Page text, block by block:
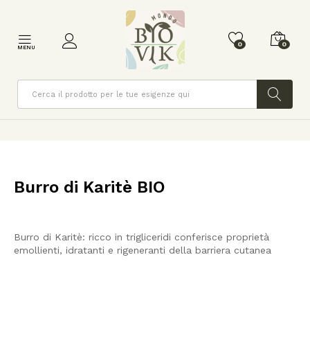
MENU 0 0
Cerca
Burro di Karitè BIO
Burro di Karitè: ricco in trigliceridi conferisce proprietà
emollienti, idratanti e rigeneranti della barriera cutanea